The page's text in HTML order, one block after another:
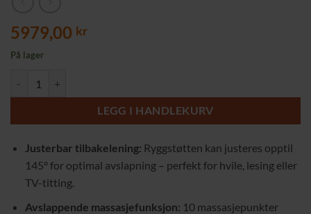
5979,00 kr
På lager
LEGG I HANDLEKURV
Justerbar tilbakelening: Ryggstøtten kan justeres opptil
145° for optimal avslapning – perfekt for hvile, lesing eller
TV-titting.
Avslappende massasjefunksjon: 10 massasjepunkter